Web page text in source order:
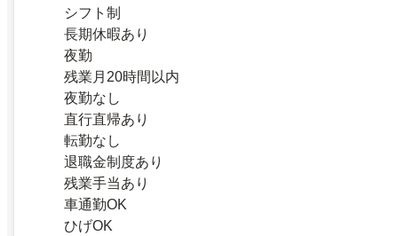
シフト制
長期休暇あり
夜勤
残業月20時間以内
夜勤なし
直行直帰あり
転勤なし
退職金制度あり
残業手当あり
車通勤OK
ひげOK